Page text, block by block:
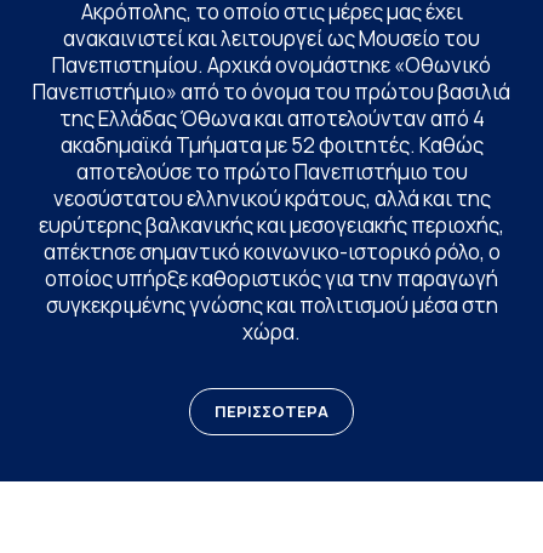
Ακρόπολης, το οποίο στις μέρες μας έχει
ανακαινιστεί και λειτουργεί ως Μουσείο του
Πανεπιστημίου. Αρχικά ονομάστηκε «Οθωνικό
Πανεπιστήμιο» από το όνομα του πρώτου βασιλιά
της Ελλάδας Όθωνα και αποτελούνταν από 4
ακαδημαϊκά Τμήματα με 52 φοιτητές. Καθώς
αποτελούσε το πρώτο Πανεπιστήμιο του
νεοσύστατου ελληνικού κράτους, αλλά και της
ευρύτερης βαλκανικής και μεσογειακής περιοχής,
απέκτησε σημαντικό κοινωνικο-ιστορικό ρόλο, ο
οποίος υπήρξε καθοριστικός για την παραγωγή
συγκεκριμένης γνώσης και πολιτισμού μέσα στη
χώρα.
ΠΕΡΙΣΣΟΤΕΡΑ